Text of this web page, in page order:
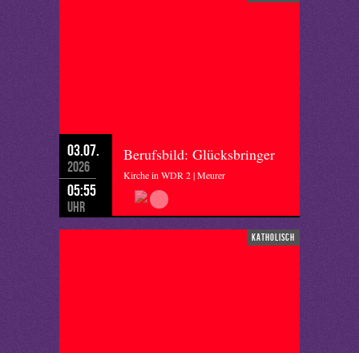
03.07.
2026
05:55
Uhr
Berufsbild: Glücksbringer
Kirche in WDR 2 | Meurer
katholisch